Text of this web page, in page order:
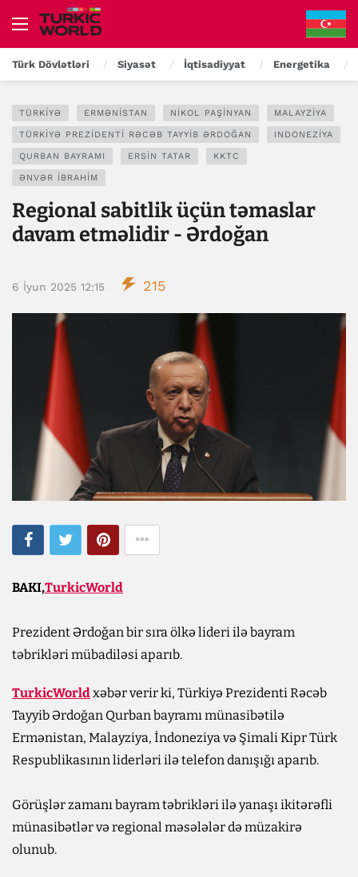
Türk Dövlətləri Siyasət İqtisadiyyat Energetika
TÜRKIYƏ ERMƏNISTAN NIKOL PAŞINYAN MALAYZIYA
TÜRKIYƏ PREZIDENTI RƏCƏB TAYYIB ƏRDOĞAN INDONEZIYA
QURBAN BAYRAMI ERSIN TATAR KKTC
ƏNVƏR İBRAHIM
Regional sabitlik üçün təmaslar
davam etməlidir - Ərdoğan
6 İyun 2025 12:15 215
BAKI,TurkicWorld
Prezident Ərdoğan bir sıra ölkə lideri ilə bayram
təbrikləri mübadiləsi aparıb.
TurkicWorldxəbər verir ki, Türkiyə Prezidenti Rəcəb
Tayyib Ərdoğan Qurban bayramı münasibətilə
Ermənistan, Malayziya, İndoneziya və Şimali Kipr Türk
Respublikasının liderləri ilə telefon danışığı aparıb.
Görüşlər zamanı bayram təbrikləri ilə yanaşı ikitərəfli
münasibətlər və regional məsələlər də müzakirə
olunub.